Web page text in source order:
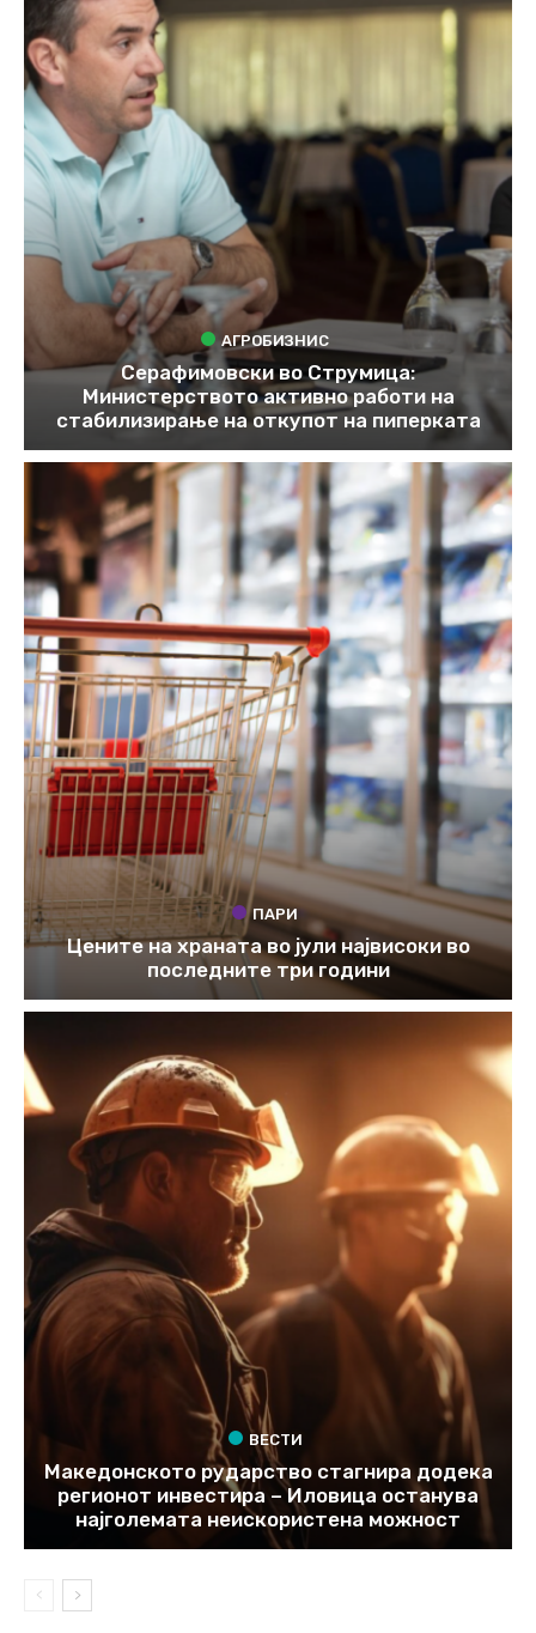
АГРОБИЗНИС
Серафимовски во Струмица:
Министерството активно работи на
стабилизирање на откупот на пиперката
ПАРИ
Цените на храната во јули највисоки во
последните три години
ВЕСТИ
Македонското рударство стагнира додека
регионот инвестира – Иловица останува
најголемата неискористена можност